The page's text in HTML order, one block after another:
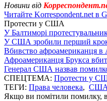
Новини від
Читайте Korrespondent.net в
Протести у США
У Балтиморі
У США зробили перший крок
Вбивство афроамериканця в
Афроамериканця Брукса
Генерал США назвав
СПЕЦТЕМА: Протести у
ТЕГИ: Права человека, США
Якщо ви помітили помилку,